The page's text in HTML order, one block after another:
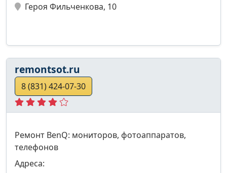
Героя Фильченкова, 10
remontsot.ru
8 (831) 424-07-30
Ремонт BenQ: мониторов, фотоаппаратов,
телефонов
Адреса: